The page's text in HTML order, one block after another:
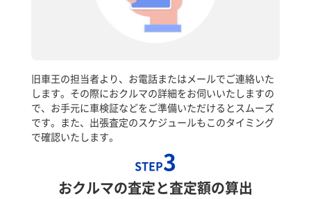
旧車王の担当者より、お電話またはメールでご連絡いた
します。その際におクルマの詳細をお伺いいたしますの
で、お手元に車検証などをご準備いただけるとスムーズ
です。また、出張査定のスケジュールもこのタイミング
で確認いたします。
STEP3
おクルマの査定と査定額の算出